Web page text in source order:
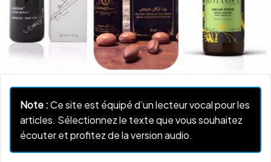
Note :Ce site est équipé d’un lecteur vocal pour les
articles. Sélectionnez le texte que vous souhaitez
écouter et profitez de la version audio.